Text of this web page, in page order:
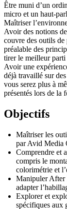
Être muni d’un
micro et un haut-
Maîtriser
Avoir des notions
couvre des outils
préalable des
tirer le meilleur parti
Avoir une
déjà travaillé sur
vous serez plus à
présentés lors de la
Objectifs
Maîtriser les
par Avid Media
Comprendre et
compris le
colorimétrie et
Manipuler After
adapter
Explorer et
spécifiques aux